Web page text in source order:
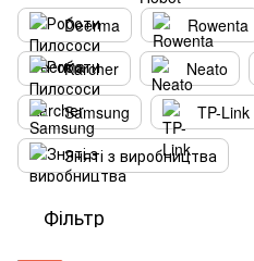
Deerma
Rowenta
Karcher
Neato
Samsung
TP-Link
Зняті з виробництва
Фільтр